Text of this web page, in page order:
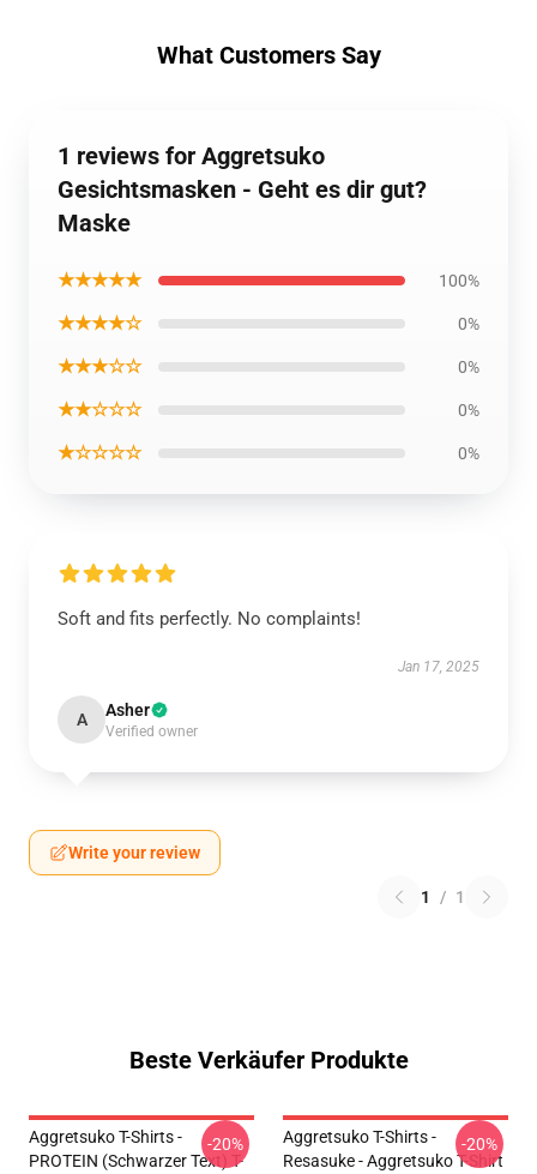
What Customers Say
1 reviews for Aggretsuko
Gesichtsmasken - Geht es dir gut?
Maske
★★★★★ 100%
★★★★☆ 0%
★★★☆☆ 0%
★★☆☆☆ 0%
★☆☆☆☆ 0%
Soft and fits perfectly. No complaints!
Jan 17, 2025
A Asher
Verified owner
Write your review
1 / 1
Beste Verkäufer Produkte
Aggretsuko T-Shirts -
PROTEIN (schwarzer Text) T-
-20%
Aggretsuko T-Shirts -
Resasuke - Aggretsuko T-Shirt
-20%